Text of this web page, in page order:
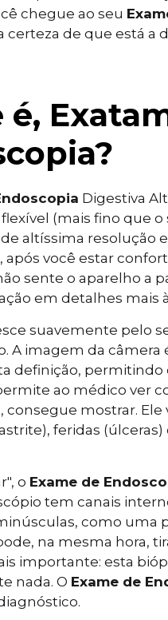
chegue ao seu
certeza de que está a
é,
Digestiva
(mais fino que
altíssima resolução
após você estar
sente o aparelho a
em detalhes mais
suavemente pelo
A imagem da
definição, permitindo
ao médico ver
consegue mostrar.
feridas
o Exame de
tem canais
como uma
na mesma hora,
importante: esta
nada. O Exame de